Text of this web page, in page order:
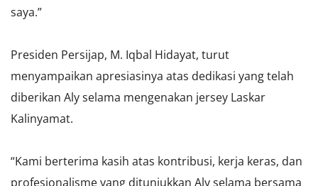
saya.”
Presiden Persijap, M. Iqbal Hidayat, turut
menyampaikan apresiasinya atas dedikasi yang telah
diberikan Aly selama mengenakan jersey Laskar
Kalinyamat.
“Kami berterima kasih atas kontribusi, kerja keras, dan
profesionalisme yang ditunjukkan Aly selama bersama